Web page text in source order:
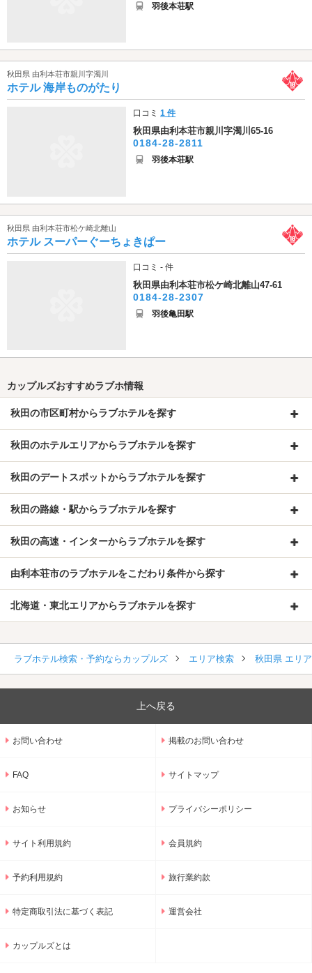
羽後本荘駅
秋田県 由利本荘市親川字濁川
ホテル 海岸ものがたり
口コミ1 件
秋田県由利本荘市親川字濁川65-16
0184-28-2811
羽後本荘駅
秋田県 由利本荘市松ケ崎北離山
ホテル スーパーぐーちょきぱー
口コミ - 件
秋田県由利本荘市松ケ崎北離山47-61
0184-28-2307
羽後亀田駅
カップルズおすすめラブホ情報
秋田の市区町村からラブホテルを探す
秋田のホテルエリアからラブホテルを探す
秋田のデートスポットからラブホテルを探す
秋田の路線・駅からラブホテルを探す
秋田の高速・インターからラブホテルを探す
由利本荘市のラブホテルをこだわり条件から探す
北海道・東北エリアからラブホテルを探す
ラブホテル検索・予約ならカップルズ エリア検索 秋田県 エリ
上へ戻る
お問い合わせ 掲載のお問い合わせ
FAQ サイトマップ
お知らせ プライバシーポリシー
サイト利用規約 会員規約
予約利用規約 旅行業約款
特定商取引法に基づく表記 運営会社
カップルズとは